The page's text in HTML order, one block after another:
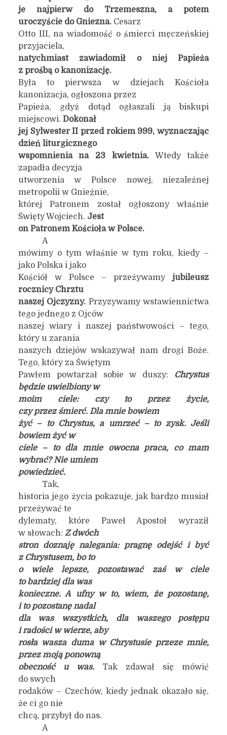
je najpierw do Trzemeszna, a potem
uroczyście do Gniezna.Cesarz
Otto III, na wiadomość o śmierci męczeńskiej
przyjaciela,
natychmiast zawiadomił o niej Papieża
z prośbą o kanonizację.
Była to pierwsza w dziejach Kościoła
kanonizacja, ogłoszona przez
Papieża, gdyż dotąd ogłaszali ją biskupi
miejscowi. Dokonał
jej Sylwester II przed rokiem 999, wyznaczając
dzień liturgicznego
wspomnienia na 23 kwietnia.Wtedy także
zapadła decyzja
utworzenia w Polsce nowej, niezależnej
metropolii w Gnieźnie,
której Patronem został ogłoszony właśnie
Święty Wojciech. Jest
on Patronem Kościoła w Polsce.
A
mówimy o tym właśnie w tym roku, kiedy –
jako Polska i jako
Kościół w Polsce – przeżywamy jubileusz
rocznicy Chrztu
naszej Ojczyzny. Przyzywamy wstawiennictwa
tego jednego z Ojców
naszej wiary i naszej państwowości – tego,
który u zarania
naszych dziejów wskazywał nam drogi Boże.
Tego, który za Świętym
Pawłem powtarzał sobie w duszy:
Chrystus
będzie uwielbiony w
moim ciele: czy to przez życie,
czy przez śmierć. Dla mnie bowiem
żyć – to Chrystus, a umrzeć – to zysk. Jeśli
bowiem żyć w
ciele – to dla mnie owocna praca, co mam
wybrać? Nie umiem
powiedzieć.
Tak,
historia jego życia pokazuje, jak bardzo musiał
przeżywać te
dylematy, które Paweł Apostoł wyraził
w słowach: Z dwóch
stron doznaję nalegania: pragnę odejść i być
z Chrystusem, bo to
o wiele lepsze, pozostawać zaś w ciele
to bardziej dla was
konieczne. A ufny w to, wiem, że pozostanę,
i to pozostanę nadal
dla was wszystkich, dla waszego postępu
i radości w wierze, aby
rosła wasza duma w Chrystusie przeze mnie,
przez moją ponowną
obecność u was.
Tak zdawał się mówić
do swych
rodaków – Czechów, kiedy jednak okazało się,
że ci go nie
chcą, przybył do nas.
A